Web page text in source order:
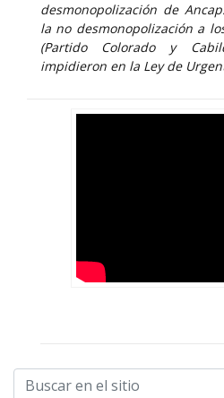
desmonopolización de
la no desmonopolización a
(Partido Colorado y
impidieron en la Ley de